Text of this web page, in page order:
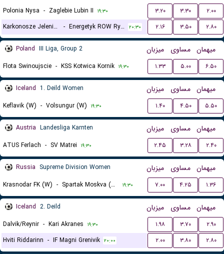
Polonia Nysa - Zaglebie Lubin II ۱۹:۳۰ ۳.۲۰ ۳.۳۰
۲.۰۰
Karkonosze Jelenia Gora
- Energetyk ROW Rybnik ۲۰:۳۰ ۲.۱۶ ۳.۵۰ ۲.۸۰
Poland III Liga, Group 2 میزبان مساوی میهمان
Flota Swinoujscie - KSS Kotwica Kornik ۱۹:۳۰ ۱.۳۳ ۵.۰۰ ۶.۵۰
Iceland 1. Deild Women میزبان مساوی میهمان
Keflavik (W) - Volsungur (W) ۱۹:۳۰ ۱.۴۰ ۴.۵۰ ۵.۵۰
Austria Landesliga Karnten میزبان مساوی میهمان
ATUS Ferlach - SV Matrei ۱۹:۳۰ ۲.۴۵ ۳.۲۸ ۲.۴۰
Russia Supreme Division Women میزبان مساوی میهمان
Krasnodar FK (W) - Spartak Moskva (W) ۱۹:۳۰ ۷.۰۰ ۴.۲۵ ۱.۳۶
Iceland 2. Deild میزبان مساوی میهمان
Dalvik/Reynir - Kari Akranes ۱۹:۳۰ ۱.۹۸ ۳.۷۰
۲.۹۰
Hviti Riddarinn - IF Magni Grenivik ۲۰:۰۰ ۲.۰۰ ۳.۸۰ ۲.۸۰